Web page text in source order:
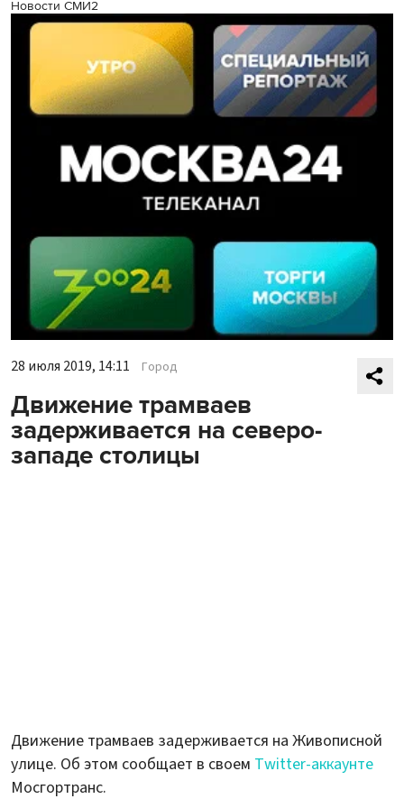
Новости СМИ2
28 июля 2019, 14:11 Город
Движение трамваев
задерживается на северо-
западе столицы
Движение трамваев задерживается на Живописной
улице. Об этом сообщает в своем Twitter-аккаунте
Мосгортранс.